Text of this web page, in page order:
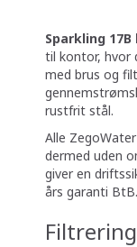
Sparkling
til kontor, hvor
med brus og
rustfrit stål.
Alle
dermed uden
giver en
års garanti BtB.